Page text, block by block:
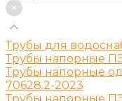
Трубы для
Трубы напорные
Трубы напорные
70628.2-2023